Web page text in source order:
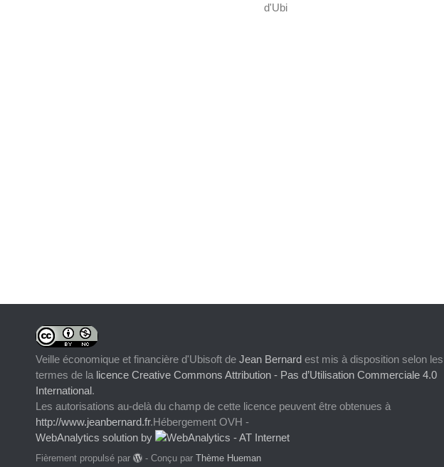
d'Ubi
Veille économique et financière d'Ubisoft de Jean Bernard est mis à disposition selon les
termes de la licence Creative Commons Attribution - Pas d’Utilisation Commerciale 4.0
International.
Les autorisations au-delà du champ de cette licence peuvent être obtenues à
http://www.jeanbernard.fr.Hébergement OVH -
WebAnalytics solution by
Fièrement propulsé par - Conçu parThème Hueman